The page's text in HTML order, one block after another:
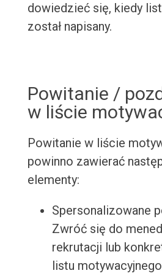
dowiedzieć się, kiedy
został napisany.
Powitanie /
w liście
Powitanie w liście
powinno zawierać
elementy:
Spersonalizowane
Zwróć się do
rekrutacji lub
listu